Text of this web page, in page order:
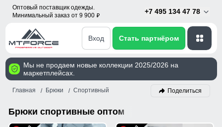
Оптовый поставщик одежды.
Минимальный заказ от 9 900 p
+7 495 134 47 78
Вход Стать партнёром
Мы не продаем новые коллекции 2025/2026 на
маркетплейсах.
Главная Брюки Спортивный Поделиться
Брюки спортивные оптом